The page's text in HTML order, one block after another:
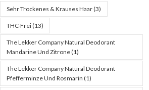
Sehr Trockenes & Krauses Haar(3)
THC-Frei(13)
The Lekker Company Natural Deodorant
Mandarine Und Zitrone(1)
The Lekker Company Natural Deodorant
Pfefferminze Und Rosmarin (1)